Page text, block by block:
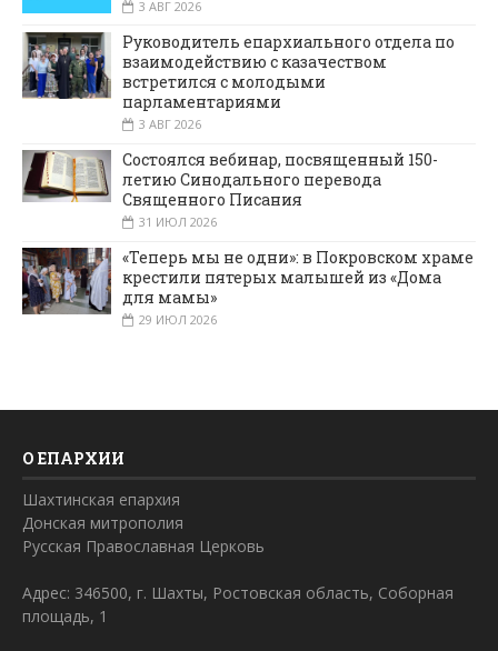
3 АВГ 2026
Руководитель епархиального отдела по
взаимодействию с казачеством
встретился с молодыми
парламентариями
3 АВГ 2026
Состоялся вебинар, посвященный 150-
летию Синодального перевода
Священного Писания
31 ИЮЛ 2026
«Теперь мы не одни»: в Покровском храме
крестили пятерых малышей из «Дома
для мамы»
29 ИЮЛ 2026
О ЕПАРХИИ
Шахтинская епархия
Донская митрополия
Русская Православная Церковь
Адрес: 346500, г. Шахты, Ростовская область, Соборная
площадь, 1